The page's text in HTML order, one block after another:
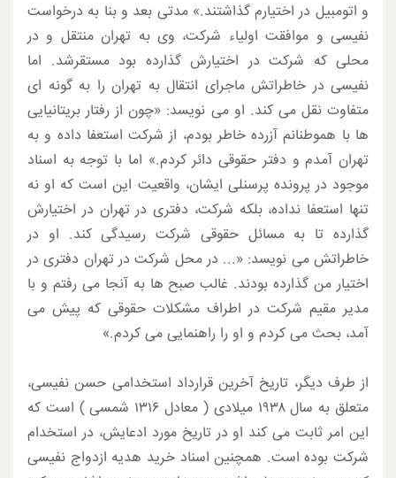
و اتومبیل در اختیارم گذاشتند.» مدتی بعد و بنا به درخواست
نفیسی و موافقت اولیاء شرکت، وی به تهران منتقل و در
محلی که شرکت در اختیارش گذارده بود مستقرشد. اما
نفیسی در خاطراتش ماجرای انتقال به تهران را به گونه ای
متفاوت نقل می کند. او می نویسد: «چون از رفتار بریتانیایی
ها با هموطنانم آزرده خاطر بودم، از شرکت استعفا داده و به
تهران آمدم و دفتر حقوقی دائر کردم.» اما با توجه به اسناد
موجود در پرونده پرسنلی ایشان، واقعیت این است که او نه
تنها استعفا نداده، بلکه شرکت، دفتری در تهران در اختیارش
گذارده تا به مسائل حقوقی شرکت رسیدگی کند. او در
خاطراتش می نویسد: «... در محل شرکت در تهران دفتری در
اختیار من گذارده بودند. غالب صبح ها به آنجا می رفتم و با
مدیر مقیم شرکت در اطراف مشکلات حقوقی که پیش می
آمد، بحث می کردم و او را راهنمایی می کردم.»
از طرف دیگر، تاریخ آخرین قرارداد استخدامی حسن نفیسی،
متعلق به سال ۱۹۳۸ میلادی ( معادل ۱۳۱۶ شمسی ) است که
این امر ثابت می کند او در تاریخ مورد ادعایش، در استخدام
شرکت بوده است. همچنین اسناد خرید هدیه ازدواج نفیسی